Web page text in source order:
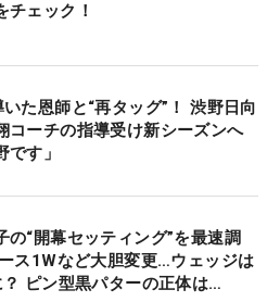
ない』と思って見てたら、
きてすごいショックだっ
ってきて、まだ戻るんかっ
が、ここで「まっすぐ打と
を上るとコロコロ転がりカ
ルでも奪ったかのような歓
、続く1番でもタイのファ
10メートルのパットを沈
となるイーグルを奪取し
ー。18番があったからこそ
チェック！
た恩師と“再タッグ”！ 渋野日向
コーチの指導受け新シーズンへ
です」
の“開幕セッティング”を最速調
1Wなど大胆変更…ウェッジは
ピン型黒パターの正体は…